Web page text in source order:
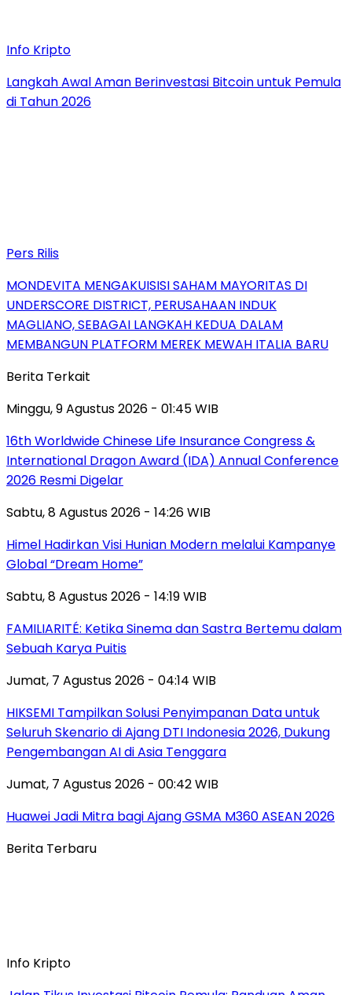
Info Kripto
Langkah Awal Aman Berinvestasi Bitcoin untuk Pemula
di Tahun 2026
Pers Rilis
MONDEVITA MENGAKUISISI SAHAM MAYORITAS DI
UNDERSCORE DISTRICT, PERUSAHAAN INDUK
MAGLIANO, SEBAGAI LANGKAH KEDUA DALAM
MEMBANGUN PLATFORM MEREK MEWAH ITALIA BARU
Berita Terkait
Minggu, 9 Agustus 2026 - 01:45 WIB
16th Worldwide Chinese Life Insurance Congress &
International Dragon Award (IDA) Annual Conference
2026 Resmi Digelar
Sabtu, 8 Agustus 2026 - 14:26 WIB
Himel Hadirkan Visi Hunian Modern melalui Kampanye
Global “Dream Home”
Sabtu, 8 Agustus 2026 - 14:19 WIB
FAMILIARITÉ: Ketika Sinema dan Sastra Bertemu dalam
Sebuah Karya Puitis
Jumat, 7 Agustus 2026 - 04:14 WIB
HIKSEMI Tampilkan Solusi Penyimpanan Data untuk
Seluruh Skenario di Ajang DTI Indonesia 2026, Dukung
Pengembangan AI di Asia Tenggara
Jumat, 7 Agustus 2026 - 00:42 WIB
Huawei Jadi Mitra bagi Ajang GSMA M360 ASEAN 2026
Berita Terbaru
Info Kripto